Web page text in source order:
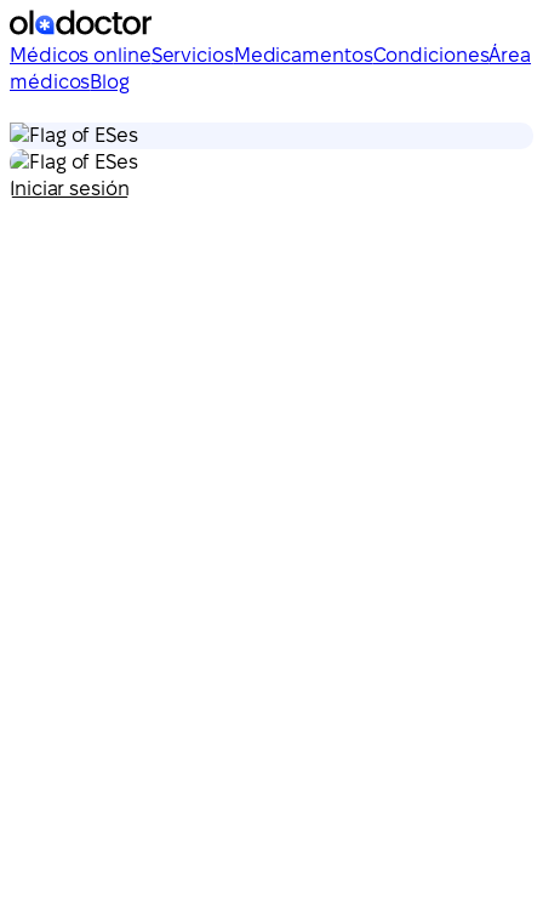
Médicos onlineServiciosMedicamentosCondicionesÁrea
médicosBlog
es
es
Iniciar sesión